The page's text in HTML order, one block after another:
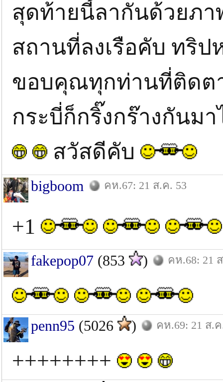
สุดท้ายนี้ลากันด้วยภา
สถานที่ลงเรือคับ ทริ
ขอบคุณทุกท่านที่ติด
กระบี่ก็กริ๊งกร๊างกันม
สวัสดีคับ
bigboom คห.67: 21 ส.ค. 53
+1
fakepop07 (853 ) คห.68: 21
penn95 (5026 ) คห.69: 21 ส.
++++++++